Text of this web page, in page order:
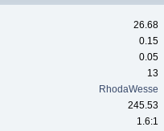
26.68
0.15
0.05
13
RhodaWesse
245.53
1.6:1